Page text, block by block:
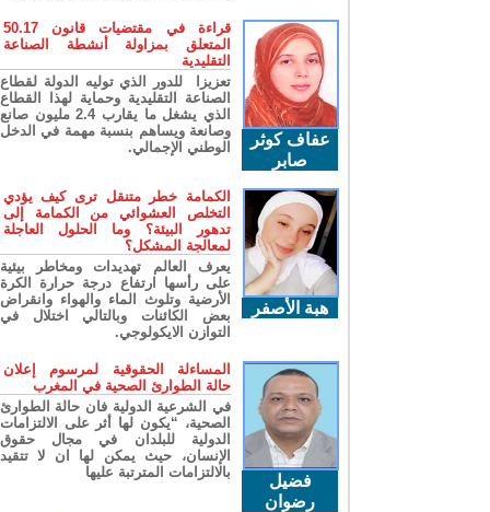
عفاف كوثر
صابر
قراءة في مقتضيات قانون 50.17
المتعلق بمزاولة أنشطة الصناعة
التقليدية
تعزيزا للدور الذي توليه الدولة لقطاع
الصناعة التقليدية وحماية لهذا القطاع
الذي يشغل ما يقارب 2.4 مليون صانع
وصانعة ويساهم بنسبة مهمة في الدخل
الوطني الإجمالي.
هبة الأصفر
الكمامة خطر متنقل ترى كيف يؤدي
التخلص العشوائي من الكمامة إلى
تدهور البيئة؟ وما الحلول العاجلة
لمعالجة المشكل؟
يعرف العالم تهديدات ومخاطر بيئية
على رأسها ارتفاع درجة حرارة الكرة
الأرضية وتلوث الماء والهواء وانقراض
بعض الكائنات وبالتالي اختلال في
التوازن الايكولوجي.
فضيل
رضوان
المساءلة الحقوقية لمرسوم إعلان
حالة الطوارئ الصحية في المغرب
في الشرعية الدولية فان حالة الطوارئ
الصحية، “يكون لها أثر على الالتزامات
الدولية للبلدان في مجال حقوق
الإنسان، حيث يمكن لها ان لا تتقيد
بالالتزامات المترتبة عليها